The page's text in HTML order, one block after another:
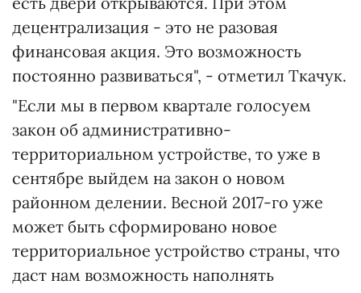
децентрализация - это не разовая
финансовая акция. Это возможность
постоянно развиваться", - отметил Ткачук.
"Если мы в первом квартале голосуем
закон об административно-
территориальном устройстве, то уже в
сентябре выйдем на закон о новом
районном делении. Весной 2017-го уже
может быть сформировано новое
территориальное устройство страны, что
даст нам возможность наполнять